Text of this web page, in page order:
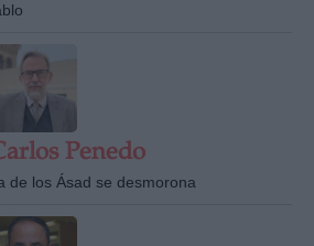
Penedo
de los Ásad se desmorona